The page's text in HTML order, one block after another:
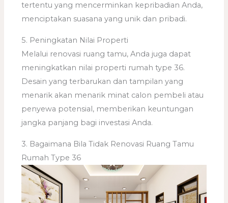
tertentu yang mencerminkan kepribadian Anda,
menciptakan suasana yang unik dan pribadi.
5. Peningkatan Nilai Properti
Melalui renovasi ruang tamu, Anda juga dapat
meningkatkan nilai properti rumah type 36.
Desain yang terbarukan dan tampilan yang
menarik akan menarik minat calon pembeli atau
penyewa potensial, memberikan keuntungan
jangka panjang bagi investasi Anda.
3. Bagaimana Bila Tidak Renovasi Ruang Tamu
Rumah Type 36